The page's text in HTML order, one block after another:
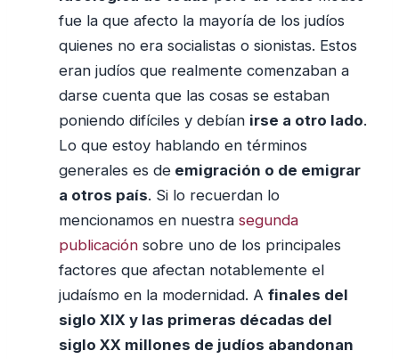
fue la que afecto la mayoría de los judíos
quienes no era socialistas o sionistas. Estos
eran judíos que realmente comenzaban a
darse cuenta que las cosas se estaban
poniendo difíciles y debían irse a otro lado.
Lo que estoy hablando en términos
generales es deemigración o de emigrar
a otros país. Si lo recuerdan lo
mencionamos en nuestrasegunda
publicaciónsobre uno de los principales
factores que afectan notablemente el
judaísmo en la modernidad. A finales del
siglo XIX y las primeras décadas del
siglo XX millones de judíos abandonan